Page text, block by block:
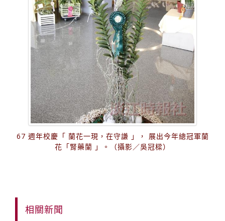
67 週年校慶「 蘭花一現，在守謙 」， 展出今年總冠軍蘭
花「腎藥蘭 」。（攝影／吳冠樑）
相關新聞